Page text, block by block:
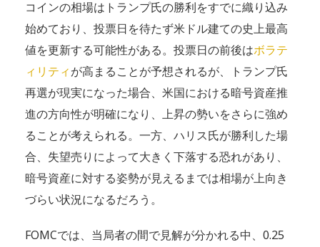
コインの相場はトランプ氏の勝利をすでに織り込み
始めており、投票日を待たず米ドル建ての史上最高
値を更新する可能性がある。投票日の前後はボラテ
ィリティが高まることが予想されるが、トランプ氏
再選が現実になった場合、米国における暗号資産推
進の方向性が明確になり、上昇の勢いをさらに強め
ることが考えられる。一方、ハリス氏が勝利した場
合、失望売りによって大きく下落する恐れがあり、
暗号資産に対する姿勢が見えるまでは相場が上向き
づらい状況になるだろう。
FOMCでは、当局者の間で見解が分かれる中、0.25